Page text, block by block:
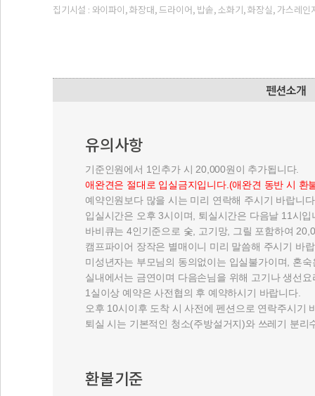
집기시설 : 와이파이, 화장대, 드라이어, 밥솥, 소화기, 화장실, 가스레
유의사항
기준인원에서 1인추가 시 20,000원이 추가됩니다.
애완견은 절대로 입실금지입니다.(애완견 동반 시 환
예약인원보다 많을 시는 미리 연락해 주시기 바랍니
입실시간은 오후 3시이며, 퇴실시간은 다음날 11시입
바비큐는 4인기준으로 숯, 고기망, 그릴 포함하여
캠프파이어 장작은 별매이니 미리 말씀해 주시기 바
미성년자는 부모님의 동의없이는 입실불가이며, 혼
실내에서는 금연이며 다음손님을 위해 고기나 생선
1실이상 예약은 사전협의 후 예약하시기 바랍니다.
오후 10시이후 도착 시 사전에 펜션으로 연락주시기
퇴실 시는 기본적인 청소(주방설거지)와 쓰레기 분리
환불기준